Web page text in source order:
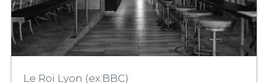
Le Roi Lyon (ex:BBC)